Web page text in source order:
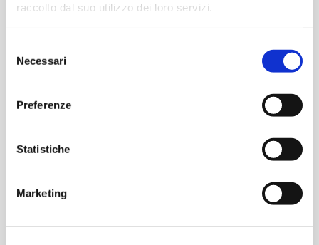
raccolto dal suo utilizzo dei loro servizi.
delNecessari
Preferenze
Statistiche
Marketing
Accetto di ricevere informazioni commerciali